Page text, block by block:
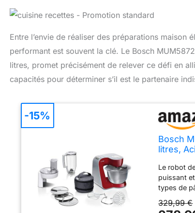
Entre l’envie de réaliser des préparations maison
performant est souvent la clé. Le Bosch
litres, promet précisément de relever ce défi en
capacités pour déterminer s’il est le partenaire
Bosch
litres,
Le robot
puissant
types de
la main
329,99 €
-15%